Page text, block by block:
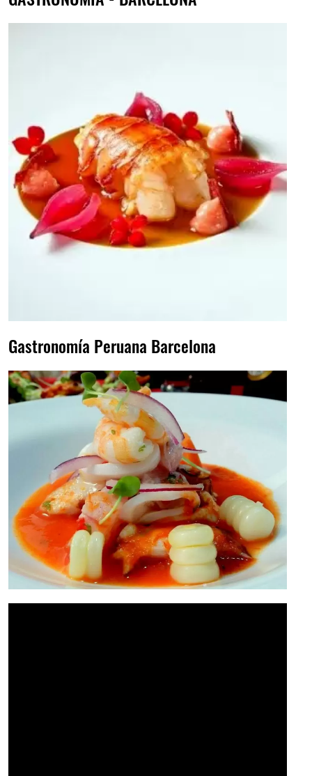
Gastronomía Peruana Barcelona